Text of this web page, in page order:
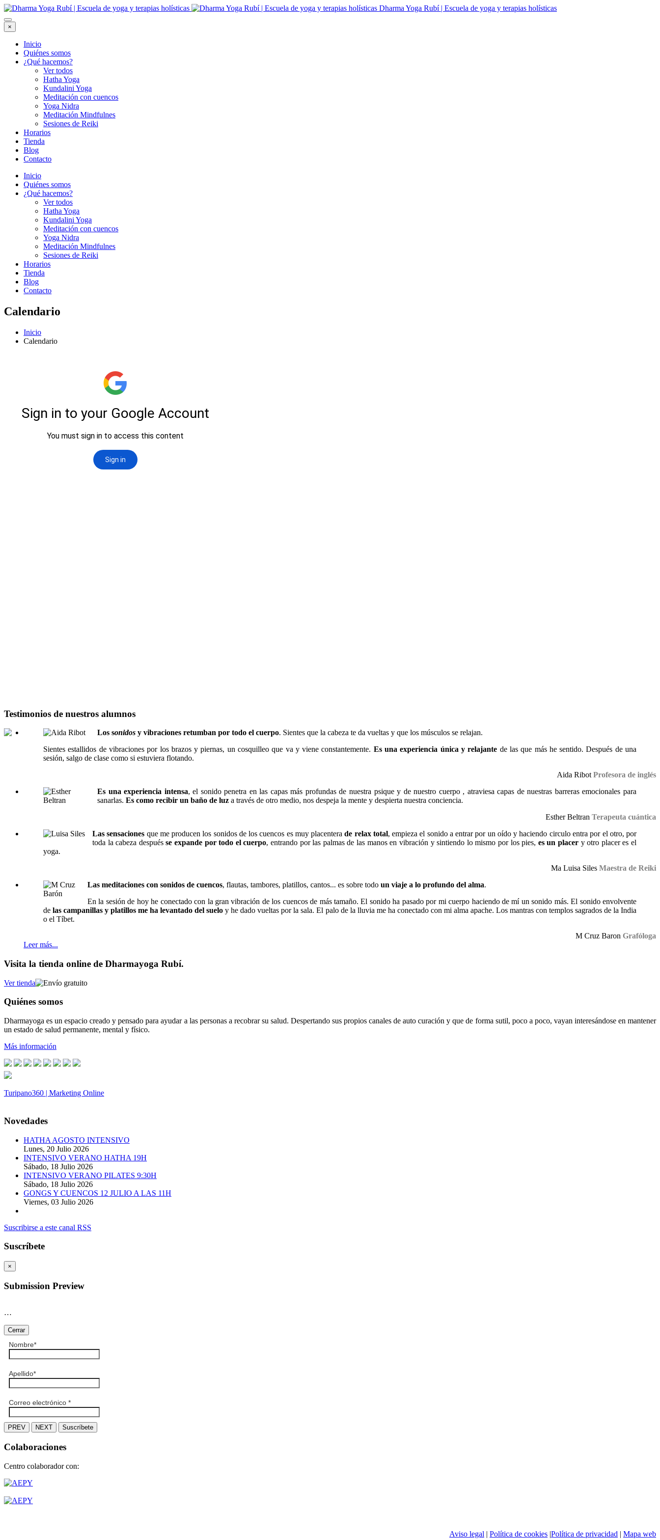
Dharma Yoga Rubí | Escuela de yoga y terapias holísticas
×
Inicio
Quiénes somos
¿Qué hacemos?
Ver todos
Hatha Yoga
Kundalini Yoga
Meditación con cuencos
Yoga Nidra
Meditación Mindfulnes
Sesiones de Reiki
Horarios
Tienda
Blog
Contacto
Inicio
Quiénes somos
¿Qué hacemos?
Ver todos
Hatha Yoga
Kundalini Yoga
Meditación con cuencos
Yoga Nidra
Meditación Mindfulnes
Sesiones de Reiki
Horarios
Tienda
Blog
Contacto
Calendario
Inicio
Calendario
Testimonios de nuestros alumnos
Los sonidos y vibraciones retumban por todo el cuerpo. Sientes que la cabeza te da vueltas y que los músculos se relajan.
Sientes estallidos de vibraciones por los brazos y piernas, un cosquilleo que va y viene constantemente. Es una experiencia única y relajante de las que más he sentido. Después de una
sesión, salgo de clase como si estuviera flotando.
Aida Ribot Profesora de inglés
Es una experiencia intensa, el sonido penetra en las capas más profundas de nuestra psique y de nuestro cuerpo , atraviesa capas de nuestras barreras emocionales para
sanarlas. Es como recibir un baño de luz a través de otro medio, nos despeja la mente y despierta nuestra conciencia.
Esther Beltran Terapeuta cuántica
Las sensaciones que me producen los sonidos de los cuencos es muy placenterade relax total, empieza el sonido a entrar por un oído y haciendo circulo entra por el otro, por
toda la cabeza despuésse expande por todo el cuerpo, entrando por las palmas de las manos en vibración y sintiendo lo mismo por los pies, es un placer y otro placer es el
yoga.
Ma Luisa Siles Maestra de Reiki
Las meditaciones con sonidos de cuencos, flautas, tambores, platillos, cantos... es sobre todo un viaje a lo profundo del alma.
En la sesión de hoy he conectado con la gran vibración de los cuencos de más tamaño. El sonido ha pasado por mi cuerpo haciendo de mí un sonido más. El sonido envolvente
delas campanillas y platillos me ha levantado del suelo y he dado vueltas por la sala. El palo de la lluvia me ha conectado con mi alma apache. Los mantras con templos sagrados de la India
o el Tíbet.
M Cruz Baron Grafóloga
Leer más...
Visita la tienda online de Dharmayoga Rubí.
Ver tienda
Quiénes somos
Dharmayoga es un espacio creado y pensado para ayudar a las personas a recobrar su salud. Despertando sus propios canales de auto curación y que de forma sutil, poco a poco, vayan interesándose en mantener
un estado de salud permanente, mental y físico.
Más información
Turipano360 | Marketing Online
Novedades
HATHA AGOSTO INTENSIVO
Lunes, 20 Julio 2026
INTENSIVO VERANO HATHA 19H
Sábado, 18 Julio 2026
INTENSIVO VERANO PILATES 9:30H
Sábado, 18 Julio 2026
GONGS Y CUENCOS 12 JULIO A LAS 11H
Viernes, 03 Julio 2026
Suscribirse a este canal RSS
Suscríbete
×
Submission Preview
…
Cerrar
Nombre*
Apellido*
Correo electrónico *
PREV NEXT Suscríbete
Colaboraciones
Centro colaborador con:
Aviso legal | Política de cookies |Política de privacidad | Mapa web